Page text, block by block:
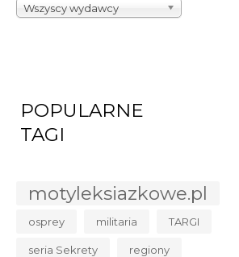
Wszyscy wydawcy
POPULARNE
TAGI
motyleksiazkowe.pl
osprey militaria TARGI
seria Sekrety regiony